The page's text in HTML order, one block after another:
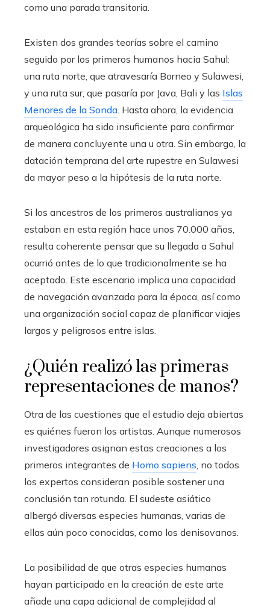
como una parada transitoria.
Existen dos grandes teorías sobre el camino
seguido por los primeros humanos hacia Sahul:
una ruta norte, que atravesaría Borneo y Sulawesi,
y una ruta sur, que pasaría por Java, Bali y las Islas
Menores de la Sonda . Hasta ahora, la evidencia
arqueológica ha sido insuficiente para confirmar
de manera concluyente una u otra. Sin embargo, la
datación temprana del arte rupestre en Sulawesi
da mayor peso a la hipótesis de la ruta norte.
Si los ancestros de los primeros australianos ya
estaban en esta región hace unos 70.000 años,
resulta coherente pensar que su llegada a Sahul
ocurrió antes de lo que tradicionalmente se ha
aceptado. Este escenario implica una capacidad
de navegación avanzada para la época, así como
una organización social capaz de planificar viajes
largos y peligrosos entre islas.
¿Quién realizó las primeras
representaciones de manos?
Otra de las cuestiones que el estudio deja abiertas
es quiénes fueron los artistas. Aunque numerosos
investigadores asignan estas creaciones a los
primeros integrantes de Homo sapiens , no todos
los expertos consideran posible sostener una
conclusión tan rotunda. El sudeste asiático
albergó diversas especies humanas, varias de
ellas aún poco conocidas, como los denisovanos.
La posibilidad de que otras especies humanas
hayan participado en la creación de este arte
añade una capa adicional de complejidad al